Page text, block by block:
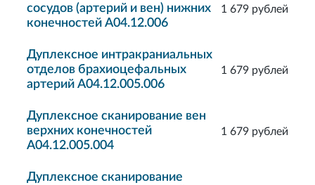
сосудов (артерий и вен) нижних
конечностей A04.12.006
1 679 рублей
Дуплексное интракраниальных
отделов брахиоцефальных
артерий A04.12.005.006
1 679 рублей
Дуплексное сканирование вен
верхних конечностей
A04.12.005.004
1 679 рублей
Дуплексное сканирование